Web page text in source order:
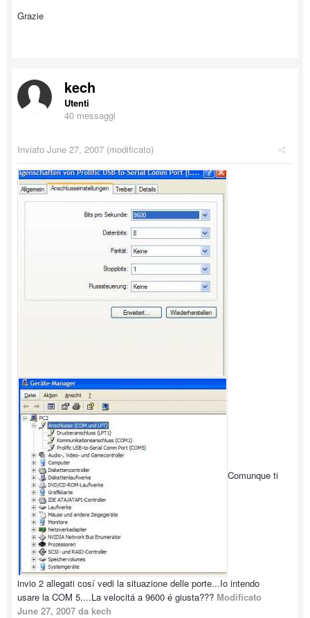
Grazie
kech
Utenti
40 messaggi
Inviato June 27, 2007 (modificato)
Comunque ti
invio 2 allegati cosí vedi la situazione delle porte...Io intendo
usare la COM 5....La velocitá a 9600 é giusta??? Modificato
June 27, 2007 da kech